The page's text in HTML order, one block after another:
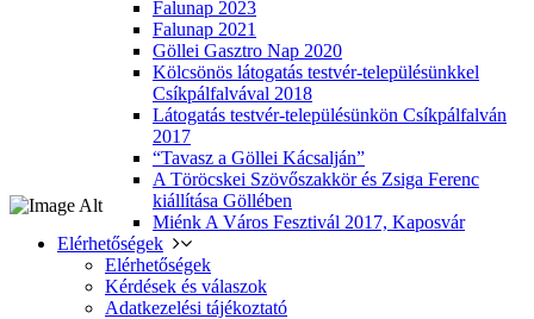
Falunap 2023
Falunap 2021
Göllei Gasztro Nap 2020
Kölcsönös látogatás testvér-településünkkel
Csíkpálfalvával 2018
Látogatás testvér-településünkön Csíkpálfalván
2017
“Tavasz a Göllei Kácsalján”
A Töröcskei Szövőszakkör és Zsiga Ferenc
kiállítása Göllében
Miénk A Város Fesztivál 2017, Kaposvár
Elérhetőségek
Elérhetőségek
Kérdések és válaszok
Adatkezelési tájékoztató